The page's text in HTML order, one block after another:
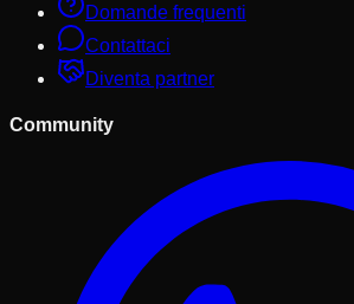
Domande frequenti
Contattaci
Diventa partner
Community